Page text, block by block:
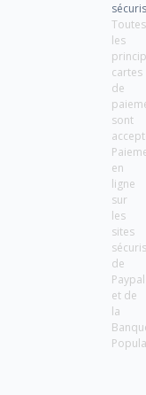
Toutes
les
cartes
de
sont
en
ligne
sur
les
sites
de
Paypal
et de
la